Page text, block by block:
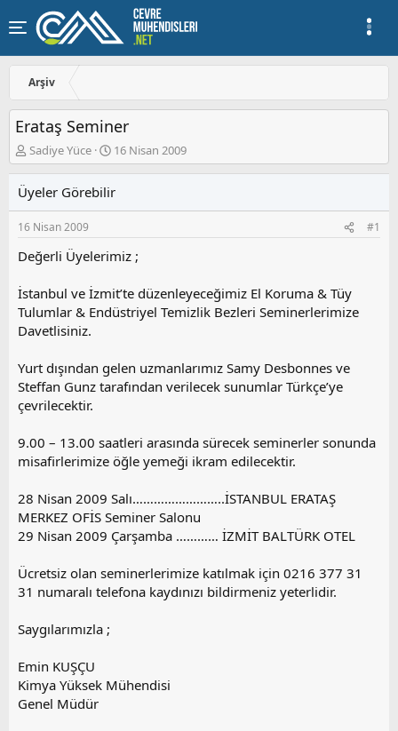
Arşiv
Erataş Seminer
K
o
u
y
u
a
l
a
t
a
Sadiye Yüce
B
a
l
a
ı
t
a
i
16 Nisan 2009
Üyeler Görebilir
16 Nisan 2009 #1
Değerli Üyelerimiz ;
İstanbul ve İzmit’te düzenleyeceğimiz El Koruma & Tüy
Tulumlar & Endüstriyel Temizlik Bezleri Seminerlerimize
Davetlisiniz.
Yurt dışından gelen uzmanlarımız Samy Desbonnes ve
Steffan Gunz tarafından verilecek sunumlar Türkçe’ye
çevrilecektir.
9.00 – 13.00 saatleri arasında sürecek seminerler sonunda
misafirlerimize öğle yemeği ikram edilecektir.
28 Nisan 2009 Salı……………………..İSTANBUL ERATAŞ
MERKEZ OFİS Seminer Salonu
29 Nisan 2009 Çarşamba ………… İZMİT BALTÜRK OTEL
Ücretsiz olan seminerlerimize katılmak için 0216 377 31
31 numaralı telefona kaydınızı bildirmeniz yeterlidir.
Saygılarımızla ;
Emin KUŞÇU
Kimya Yüksek Mühendisi
Genel Müdür